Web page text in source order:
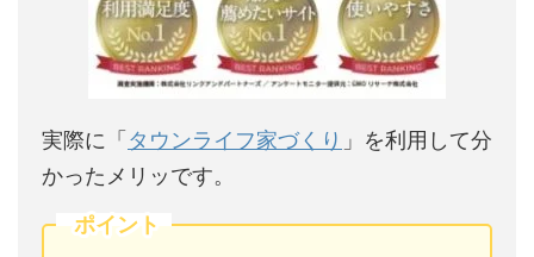
実際に「タウンライフ家づくり 」を利用して分
かったメリッです。
ポイント